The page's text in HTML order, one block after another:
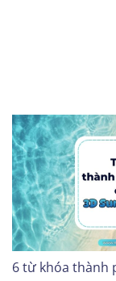
6 từ khóa thành